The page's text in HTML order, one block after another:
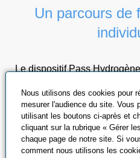
Un parcours de
Le dispositif Pass
🧭 01 - Test de
Nous utilisons des cookies pour
mesurer l'audience du site. Vous
utilisant les boutons ci-après et
cliquant sur la rubrique « Gérer
chaque page de notre site. Si
comment nous utilisons les